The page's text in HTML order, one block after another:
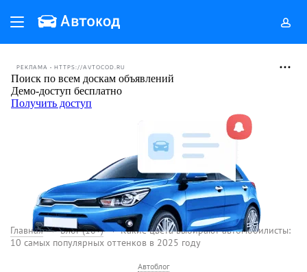
РЕКЛАМА • HTTPS://AVTOCOD.RU
Главная Блог (18+)
Какие цвета выбирают автомобилисты:
10 самых популярных оттенков в 2025 году
Автоблог